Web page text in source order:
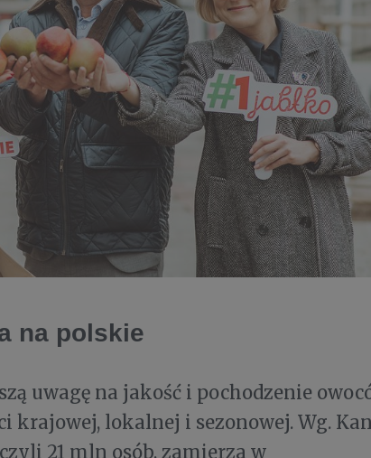
na polskie
uwagę na jakość i pochodzenie
krajowej, lokalnej i sezonowej. Wg.
21 mln osób, zamierza w